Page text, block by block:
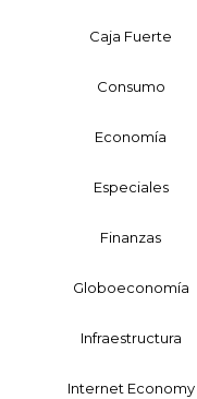
Caja Fuerte
Consumo
Economía
Especiales
Finanzas
Globoeconomía
Infraestructura
Internet Economy